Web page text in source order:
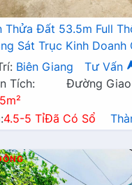
Thửa Đất 53.5m Full
Sát Trục Kinh Doanh
Triển Khai Mở Rộng
Biên Giang Tư Vấn
Tích:
Đường
4.5-5 TỉĐã Có Sổ